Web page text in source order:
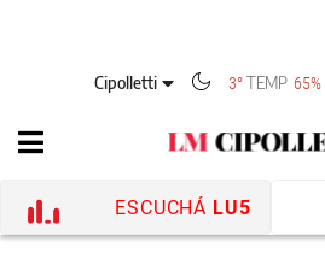
Cipolletti 3°TEMP 65%
ESCUCHÁ LU5